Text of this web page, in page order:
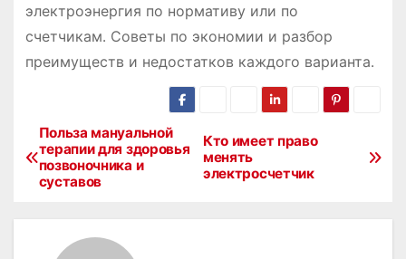
электроэнергия по нормативу или по
счетчикам․ Советы по экономии и разбор
преимуществ и недостатков каждого варианта․
Н
Кто имеет право
менять
электросчетчик
Польза мануальной
терапии для здоровья
позвоночника и
суставов